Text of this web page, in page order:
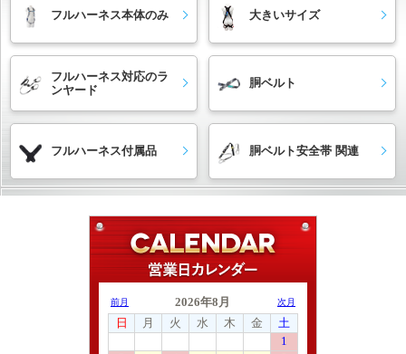
フルハーネス本体のみ 大きいサイズ
フルハーネス対応のラ
ンヤード
胴ベルト
フルハーネス付属品 胴ベルト安全帯 関連